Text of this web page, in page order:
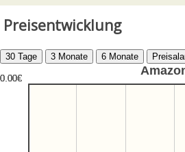
Preisentwicklung